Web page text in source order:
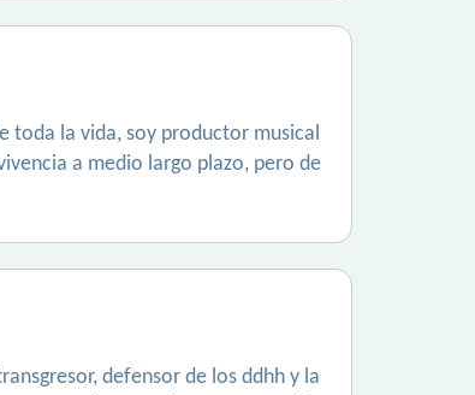
toda la vida, soy productor musical
a medio largo plazo, pero de
defensor de los ddhh y la